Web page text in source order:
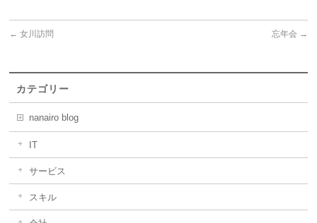
← 女川訪問 忘年会 →
カテゴリー
nanairo blog
サービス
スキル